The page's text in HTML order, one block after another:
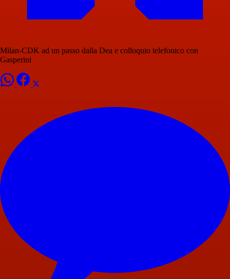
Milan-CDK ad un passo dalla Dea e colloquio telefonico con
Gasperini